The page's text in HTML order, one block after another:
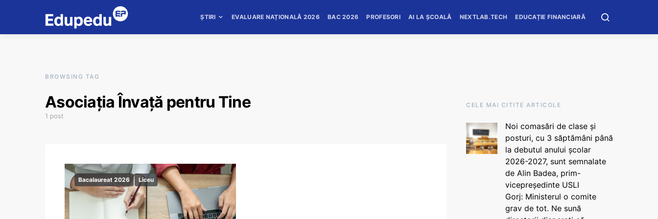
ȘTIRI EVALUARE NAȚIONALĂ 2026 BAC 2026 PROFESORI AI LA ȘCOALĂ NEXTLAB.TECH EDUCAȚIE FINANCIARĂ
BROWSING TAG
Asociația Învață pentru Tine
1 post
Bacalaureat 2026 Liceu
CELE MAI CITITE ARTICOLE
Noi comasări de clase și
posturi, cu 3 săptămâni până
la debutul anului școlar
2026-2027, sunt semnalate
de Alin Badea, prim-
vicepreședinte USLI
Gorj: Ministerul o comite
grav de tot. Ne sună